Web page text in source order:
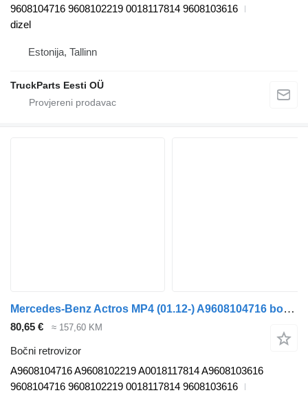
9608104716 9608102219 0018117814 9608103616
dizel
Estonija, Tallinn
TruckParts Eesti OÜ
Mercedes-Benz Actros MP4 (01.12-) A9608104716 bočni retrovizor za Mercedes-Benz Actros MP4 Antos Arocs (2012-) tegljača
80,65 € ≈ 157,60 KM
Bočni retrovizor
A9608104716 A9608102219 A0018117814 A9608103616
9608104716 9608102219 0018117814 9608103616